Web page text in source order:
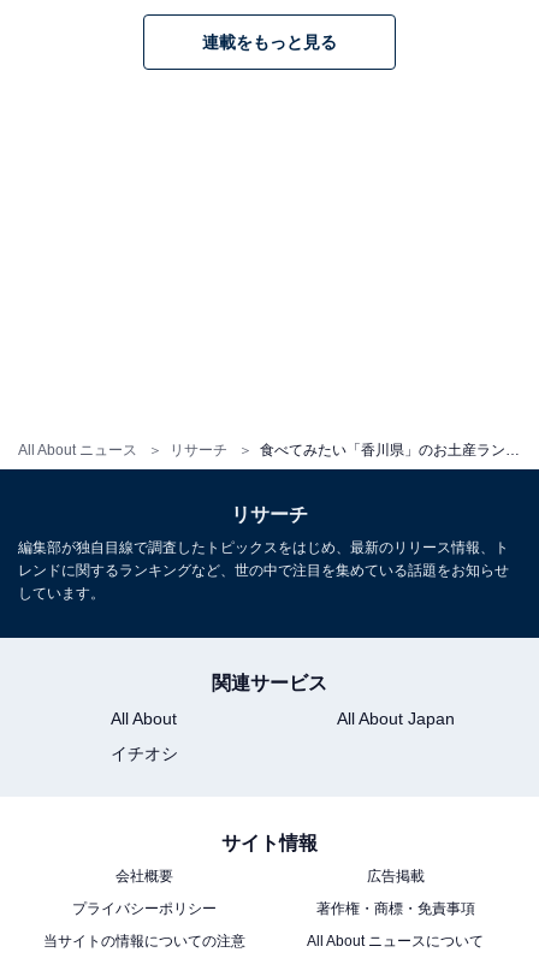
All About ニュース リサーチ
また、「香川県のカレーはどのようなものか、食べたこ
とがなかったので、いつか取れ寄せでも食べるチャンス
＞9位までの全ランキング結果を見る
※回答者のコメントは原文ママです
連載をもっと見る
リサーチ
編集部が独自目線で調査したトピックスをはじめ、最新のリリース情報、ト
レンドに関するランキングなど、世の中で注目を集めている話題をお知らせ
しています。
関連サービス
All About
All About Japan
イチオシ
サイト情報
会社概要
広告掲載
プライバシーポリシー
著作権・商標・免責事項
当サイトの情報についての注意
All About ニュースについて